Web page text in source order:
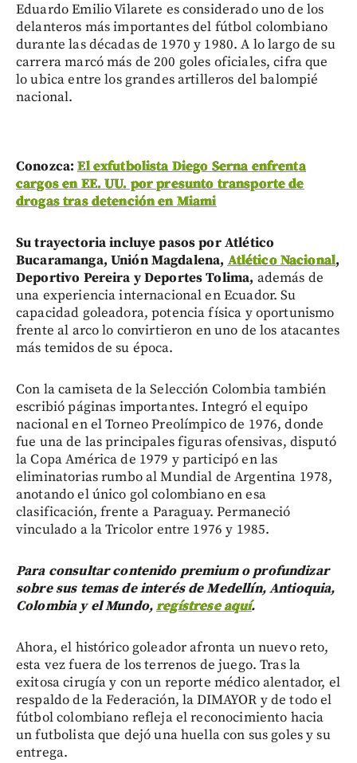
Eduardo Emilio Vilarete es considerado uno de los
delanteros más importantes del fútbol colombiano
durante las décadas de 1970 y 1980. A lo largo de su
carrera marcó más de 200 goles oficiales, cifra que
lo ubica entre los grandes artilleros del balompié
nacional.
Conozca:El exfutbolista Diego Serna enfrenta
cargos en EE. UU. por presunto transporte de
drogas tras detención en Miami
Su trayectoria incluye pasos por Atlético
Bucaramanga, Unión Magdalena, Atlético Nacional,
Deportivo Pereira y Deportes Tolima, además de
una experiencia internacional en Ecuador. Su
capacidad goleadora, potencia física y oportunismo
frente al arco lo convirtieron en uno de los atacantes
más temidos de su época.
Con la camiseta de la Selección Colombia también
escribió páginas importantes. Integró el equipo
nacional en el Torneo Preolímpico de 1976, donde
fue una de las principales figuras ofensivas, disputó
la Copa América de 1979 y participó en las
eliminatorias rumbo al Mundial de Argentina 1978,
anotando el único gol colombiano en esa
clasificación, frente a Paraguay. Permaneció
vinculado a la Tricolor entre 1976 y 1985.
Para consultar contenido premium o profundizar
sobre sus temas de interés de Medellín, Antioquia,
Colombia y el Mundo,regístrese aquí.
Ahora, el histórico goleador afronta un nuevo reto,
esta vez fuera de los terrenos de juego. Tras la
exitosa cirugía y con un reporte médico alentador, el
respaldo de la Federación, la DIMAYOR y de todo el
fútbol colombiano refleja el reconocimiento hacia
un futbolista que dejó una huella con sus goles y su
entrega.